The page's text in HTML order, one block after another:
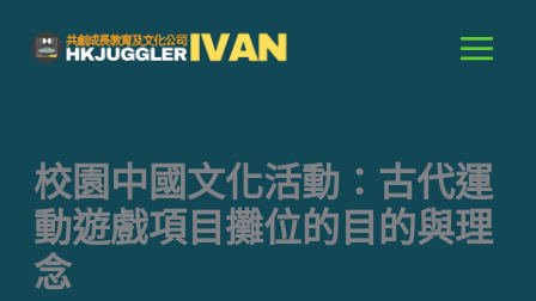
校園中國文化活動：古代運
動遊戲項目攤位的目的與理
念